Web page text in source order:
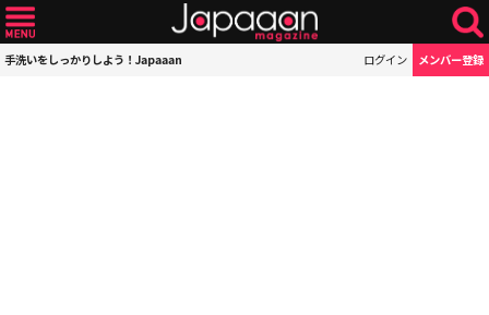
手洗いをしっかりしよう！Japaaan ログイン メンバー登録